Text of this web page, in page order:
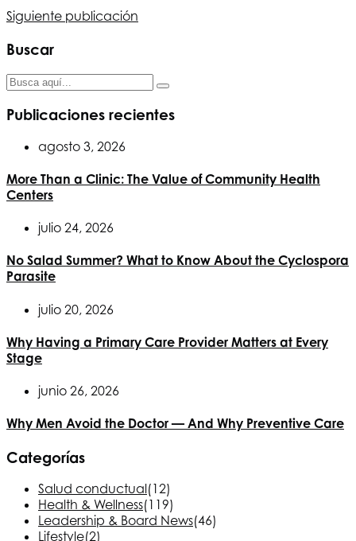
Navegación
de
entradas
Siguiente publicación
Buscar
Publicaciones recientes
agosto 3, 2026
More Than a Clinic: The Value of Community Health
Centers
julio 24, 2026
No Salad Summer? What to Know About the Cyclospora
Parasite
julio 20, 2026
Why Having a Primary Care Provider Matters at Every
Stage
junio 26, 2026
Why Men Avoid the Doctor — And Why Preventive Care
Categorías
Salud conductual(12)
Health & Wellness(119)
Leadership & Board News(46)
Lifestyle(2)